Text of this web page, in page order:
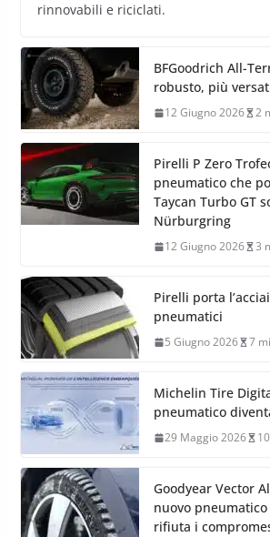
rinnovabili e riciclati.
BFGoodrich All-
robusto, più
12 Giugno 2026 2
Pirelli P Zero
pneumatico che
Taycan Turbo GT
Nürburgring
12 Giugno 2026 3
Pirelli porta
pneumatici
5 Giugno 2026 7
Michelin Tire
pneumatico
29 Maggio 2026
Goodyear Vector
nuovo
rifiuta i